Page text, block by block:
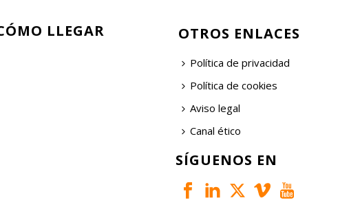
LLEGAR OTROS ENLACES
Política de privacidad
Política de cookies
Aviso legal
Canal ético
SÍGUENOS EN